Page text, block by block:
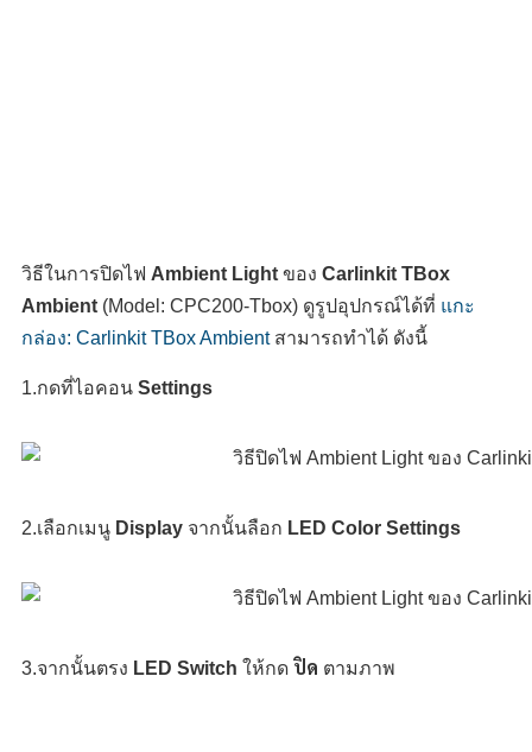
วิธีในการปิดไฟ Ambient Lightของ Carlinkit TBox
Ambient(Model: CPC200-Tbox) ดูรูปอุปกรณ์ได้ที่ แกะ
กล่อง: Carlinkit TBox Ambientสามารถทำได้ ดังนี้
1.กดที่ไอคอน Settings
2.เลือกเมนู Display จากนั้นลือก LED Color Settings
3.จากนั้นตรง LED Switch ให้กด ปิด ตามภาพ